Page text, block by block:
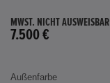
MWST. NICHT AUSWEISBAR
7.500 €
Außenfarbe